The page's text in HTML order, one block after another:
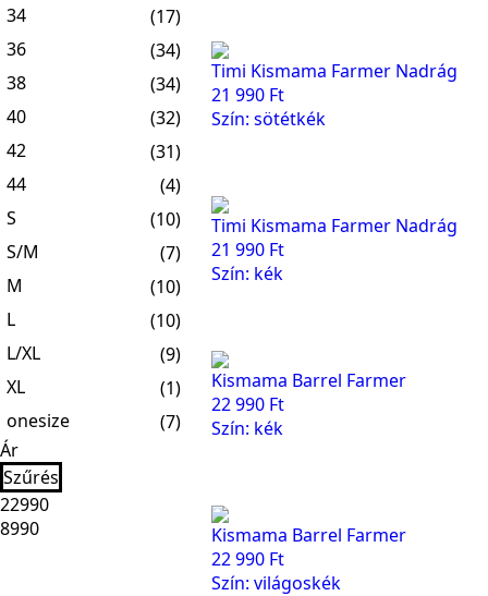
34
(17)
36
(34)
38
(34)
40
(32)
42
(31)
44
(4)
S
(10)
S/M
(7)
M
(10)
L
(10)
L/XL
(9)
XL
(1)
onesize
(7)
Ár
Szűrés
Timi Kismama Farmer Nadrág
21 990 Ft
Szín: sötétkék
Timi Kismama Farmer Nadrág
21 990 Ft
Szín: kék
Kismama Barrel Farmer
22 990 Ft
Szín: kék
Kismama Barrel Farmer
22 990 Ft
Szín: világoskék